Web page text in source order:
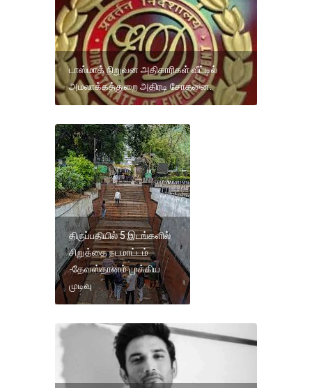
டாஸ்மாக் நிறுவன அதிகாரிகள் வீட்டில்
அமலாக்கத்துறை அதிரடி சோதனை.
திருப்பதியில் 5 இடங்களில்
சிறுத்தை நடமாட்டம்
-தேவஸ்தானம் முக்கிய
முடிவு